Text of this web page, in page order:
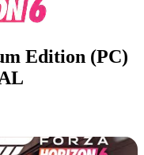
Edition (PC)